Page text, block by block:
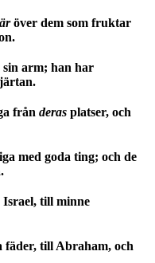
äröver dem som fruktar
arm; han har
från deras platser, och
med goda ting; och de
till minne
fäder, till Abraham, och